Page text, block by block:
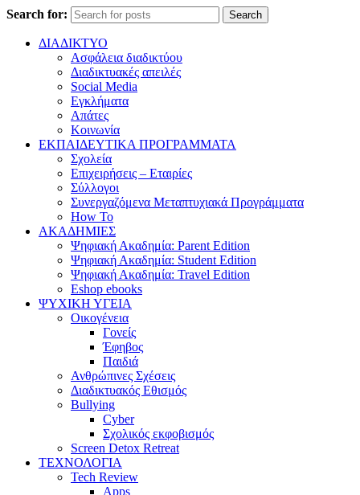
Search for: Search
ΔΙΑΔΙΚΤΥΟ
Ασφάλεια διαδικτύου
Διαδικτυακές απειλές
Social Media
Εγκλήματα
Απάτες
Κοινωνία
ΕΚΠΑΙΔΕΥΤΙΚΑ ΠΡΟΓΡΑΜΜΑΤΑ
Σχολεία
Επιχειρήσεις – Εταιρίες
Σύλλογοι
Συνεργαζόμενα Μεταπτυχιακά Προγράμματα
How To
ΑΚΑΔΗΜΙΕΣ
Ψηφιακή Ακαδημία: Parent Edition
Ψηφιακή Ακαδημία: Student Edition
Ψηφιακή Ακαδημία: Travel Edition
Eshop ebooks
ΨΥΧΙΚΗ ΥΓΕΙΑ
Οικογένεια
Γονείς
Έφηβος
Παιδιά
Ανθρώπινες Σχέσεις
Διαδικτυακός Εθισμός
Bullying
Cyber
Σχολικός εκφοβισμός
Screen Detox Retreat
ΤΕΧΝΟΛΟΓΙΑ
Tech Review
Apps